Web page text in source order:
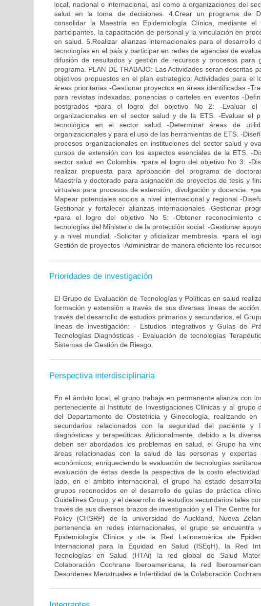
local, nacional o internacional, así como a organizaciones del
salud en la toma de decisiones. 4.Crear un programa de
consolidar la Maestría en Epidemiología Clínica, mediante el
participantes, la capacitación de personal y la vinculación en
en salud. 5.Realizar alianzas internacionales para el desarrollo
tecnologías en el país y participar en redes de agencias de
difusión de resultados y gestión de recursos y procesos para
programa. PLAN DE TRABAJO: Las Actividades seran descritas
objetivos propuestos en el plan estrategico: Actividades para el
áreas prioritarias -Gestionar proyectos en áreas identificadas -
para revistas indexadas, ponencias o carteles en eventos -
postgrados •para el logro del objetivo No 2: -Evaluar el
organizacionales en el sector salud y de la ETS. -Evaluar el
tecnológica en el sector salud -Determinar áreas de
organizacionales y para el uso de las herramientas de ETS. -
procesos organizacionales en instituciones del sector salud y
cursos de extensión con los aspectos esenciales de la ETS. -
sector salud en Colombia. •para el logro del objetivo No 3: -
realizar propuesta para aprobación del programa de
Maestría y doctorado para asignación de proyectos de tesis y
virtuales para procesos de extensión, divulgación y docencia.
Mapear potenciales socios a nivel internacional y regional -
Gestionar y fortalecer alianzas internacionales -Gestionar
•para el logro del objetivo No 5: -Obtener reconocimiento
tecnologías del Ministerio de la protección social. -Gestionar
y a nivel mundial. -Solicitar y oficializar membresía. •para el
Gestión de proyectos -Administrar de manera eficiente los
Prioridades de investigación
El Grupo de Evaluación de Tecnologías y Políticas en salud
formación y extensión a través de sus diversas líneas de
través del desarrollo de estudios primarios y secundarios, el
lineas de investigación: - Estudios integrativos y Guías de
Tecnologías Diagnósticas - Evaluación de tecnologías
Sistemas de Gestión de Riesgo.
Perspectiva interdisciplinaria
En el ámbito local, el grupo trabaja en permanente alianza con
perteneciente al Instituto de Investigaciones Clínicas y al grupo
del Departamento de Obstetricia y Ginecología, realizando
secundarios relacionados con la seguridad del paciente y
diagnósticas y terapeúticas. Adicionalmente, debido a la
deben ser abordados los problemas en salud, el Grupo ha
áreas relacionadas con la salud de las personas y expertas
económicos, enriqueciendo la evaluación de tecnologías
evaluación de éstas desde la pespectiva de la costo
lado, en el ámbito internacional, el grupo ha estado
grupos reconocidos en el desarrollo de guías de práctica
Guidelines Group, y el desarrollo de estudios secundarios tales
través de sus diversos brazos de investigación y el The Centre
Policy (CHSRP) de la universidad de Auckland, Nueva
pertenencia en redes internacionales, el grupo se encuentra
Epidemiología Clínica y de la Red Latinoamérica de
Internacional para la Equidad en Salud (ISEqH), la Red
Tecnologías en Salud (HTAi) la red global de Salud
Colaboración Cochrane Iberoamericana, la red
Desordenes Menstruales e Infertilidad de la Colaboración